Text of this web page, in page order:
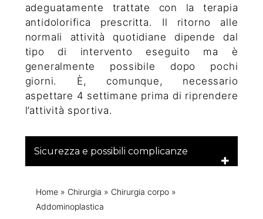
adeguatamente trattate con la terapia
antidolorifica prescritta. Il ritorno alle
normali attività quotidiane dipende dal
tipo di intervento eseguito ma è
generalmente possibile dopo pochi
giorni. È, comunque, necessario
aspettare 4 settimane prima di riprendere
l’attività sportiva.
Sicurezza e possibili complicanze
Home» Chirurgia » Chirurgia corpo»
Addominoplastica